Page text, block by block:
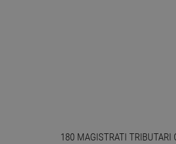
180 MAGISTRATI TRIBUTARI